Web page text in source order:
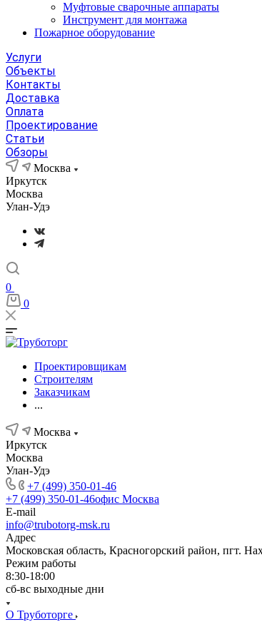
Муфтовые сварочные аппараты
Инструмент для монтажа
Пожарное оборудование
Услуги
Объекты
Контакты
Доставка
Оплата
Проектирование
Статьи
Обзоры
Москва
Иркутск
Москва
Улан-Удэ
0
0
Проектировщикам
Строителям
Заказчикам
...
Москва
Иркутск
Москва
Улан-Удэ
+7 (499) 350-01-46
+7 (499) 350-01-46офис Москва
E-mail
info@trubotorg-msk.ru
Адрес
Московская область, Красногорский район, пгт.
Режим работы
8:30-18:00
сб-вс выходные дни
О Труботорге